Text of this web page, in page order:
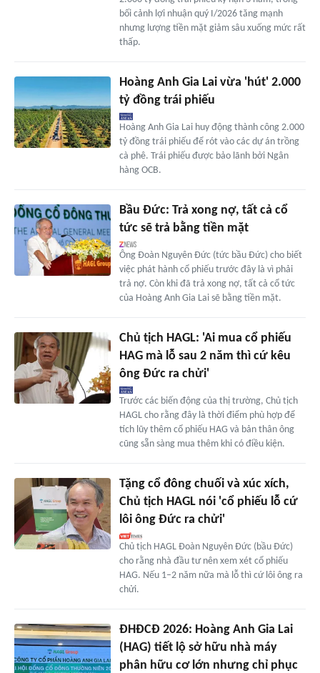
bối cảnh lợi nhuận quý I/2026 tăng mạnh
nhưng lượng tiền mặt giảm sâu xuống mức rất
thấp.
Hoàng Anh Gia Lai vừa 'hút' 2.000
tỷ đồng trái phiếu
Hoàng Anh Gia Lai huy động thành công 2.000
tỷ đồng trái phiếu để rót vào các dự án trồng
cà phê. Trái phiếu được bảo lãnh bởi Ngân
hàng OCB.
Bầu Đức: Trả xong nợ, tất cả cổ
tức sẽ trả bằng tiền mặt
Ông Đoàn Nguyên Đức (tức bầu Đức) cho biết
việc phát hành cổ phiếu trước đây là vì phải
trả nợ. Còn khi đã trả xong nợ, tất cả cổ tức
của Hoàng Anh Gia Lai sẽ bằng tiền mặt.
Chủ tịch HAGL: 'Ai mua cổ phiếu
HAG mà lỗ sau 2 năm thì cứ kêu
ông Đức ra chửi'
Trước các biến động của thị trường, Chủ tịch
HAGL cho rằng đây là thời điểm phù hợp để
tích lũy thêm cổ phiếu HAG và bản thân ông
cũng sẵn sàng mua thêm khi có điều kiện.
Tặng cổ đông chuối và xúc xích,
Chủ tịch HAGL nói 'cổ phiếu lỗ cứ
lôi ông Đức ra chửi'
Chủ tịch HAGL Đoàn Nguyên Đức (bầu Đức)
cho rằng nhà đầu tư nên xem xét cổ phiếu
HAG. Nếu 1–2 năm nữa mà lỗ thì cứ lôi ông ra
chửi.
ĐHĐCĐ 2026: Hoàng Anh Gia Lai
(HAG) tiết lộ sở hữu nhà máy
phân hữu cơ lớn nhưng chỉ phục